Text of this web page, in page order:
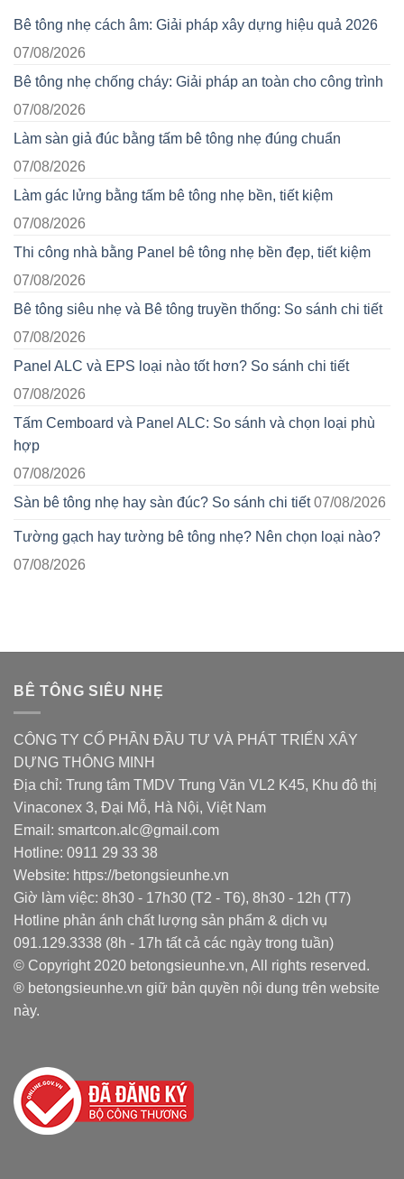
Bê tông nhẹ cách âm: Giải pháp xây dựng hiệu quả 2026
07/08/2026
Bê tông nhẹ chống cháy: Giải pháp an toàn cho công trình
07/08/2026
Làm sàn giả đúc bằng tấm bê tông nhẹ đúng chuẩn
07/08/2026
Làm gác lửng bằng tấm bê tông nhẹ bền, tiết kiệm
07/08/2026
Thi công nhà bằng Panel bê tông nhẹ bền đẹp, tiết kiệm
07/08/2026
Bê tông siêu nhẹ và Bê tông truyền thống: So sánh chi tiết
07/08/2026
Panel ALC và EPS loại nào tốt hơn? So sánh chi tiết
07/08/2026
Tấm Cemboard và Panel ALC: So sánh và chọn loại phù
hợp
07/08/2026
Sàn bê tông nhẹ hay sàn đúc? So sánh chi tiết 07/08/2026
Tường gạch hay tường bê tông nhẹ? Nên chọn loại nào?
07/08/2026
BÊ TÔNG SIÊU NHẸ
CÔNG TY CỔ PHẦN ĐẦU TƯ VÀ PHÁT TRIỂN XÂY
DỰNG THÔNG MINH
Địa chỉ: Trung tâm TMDV Trung Văn VL2 K45, Khu đô thị
Vinaconex 3, Đại Mỗ, Hà Nội, Việt Nam
Email: smartcon.alc@gmail.com
Hotline: 0911 29 33 38
Website: https://betongsieunhe.vn
Giờ làm việc: 8h30 - 17h30 (T2 - T6), 8h30 - 12h (T7)
Hotline phản ánh chất lượng sản phẩm & dịch vụ
091.129.3338 (8h - 17h tất cả các ngày trong tuần)
© Copyright 2020 betongsieunhe.vn, All rights reserved.
® betongsieunhe.vn giữ bản quyền nội dung trên website
này.